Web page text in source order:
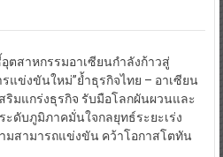
สริมแกร่งธุรกิจ รับมือโลกผันผวนและ
ดับภูมิภาคมั่นใจกลยุทธ์ระยะเร่ง
มสามารถแข่งขัน คว้าโอกาสโตทัน